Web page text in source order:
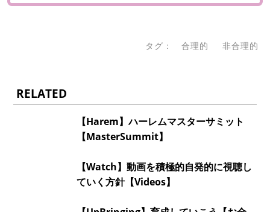
タグ： 合理的 非合理的
RELATED
【Harem】ハーレムマスターサミット
【MasterSummit】
【Watch】動画を積極的自発的に視聴し
ていく方針【Videos】